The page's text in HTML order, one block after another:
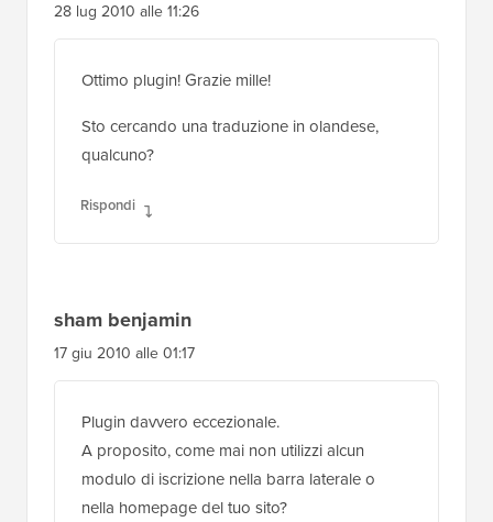
28 lug 2010 alle 11:26
Ottimo plugin! Grazie mille!
Sto cercando una traduzione in olandese,
qualcuno?
Rispondi
sham benjamin
17 giu 2010 alle 01:17
Plugin davvero eccezionale.
A proposito, come mai non utilizzi alcun
modulo di iscrizione nella barra laterale o
nella homepage del tuo sito?